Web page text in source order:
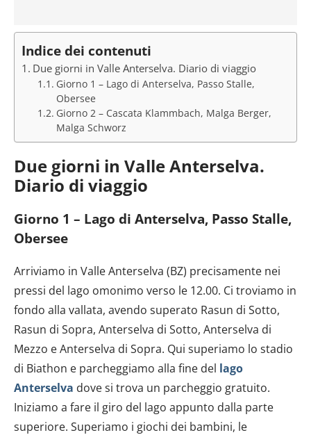
Indice dei contenuti
Due giorni in Valle Anterselva. Diario di viaggio
Giorno 1 – Lago di Anterselva, Passo Stalle,
Obersee
Giorno 2 – Cascata Klammbach, Malga Berger,
Malga Schworz
Due giorni in Valle Anterselva.
Diario di viaggio
Giorno 1 – Lago di Anterselva, Passo Stalle,
Obersee
Arriviamo in Valle Anterselva (BZ) precisamente nei
pressi del lago omonimo verso le 12.00. Ci troviamo in
fondo alla vallata, avendo superato Rasun di Sotto,
Rasun di Sopra, Anterselva di Sotto, Anterselva di
Mezzo e Anterselva di Sopra. Qui superiamo lo stadio
di Biathon e parcheggiamo alla fine del lago
Anterselva dove si trova un parcheggio gratuito.
Iniziamo a fare il giro del lago appunto dalla parte
superiore. Superiamo i giochi dei bambini, le